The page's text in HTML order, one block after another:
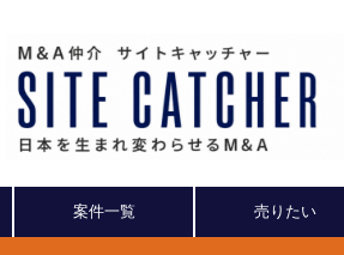
案件一覧 売りたい